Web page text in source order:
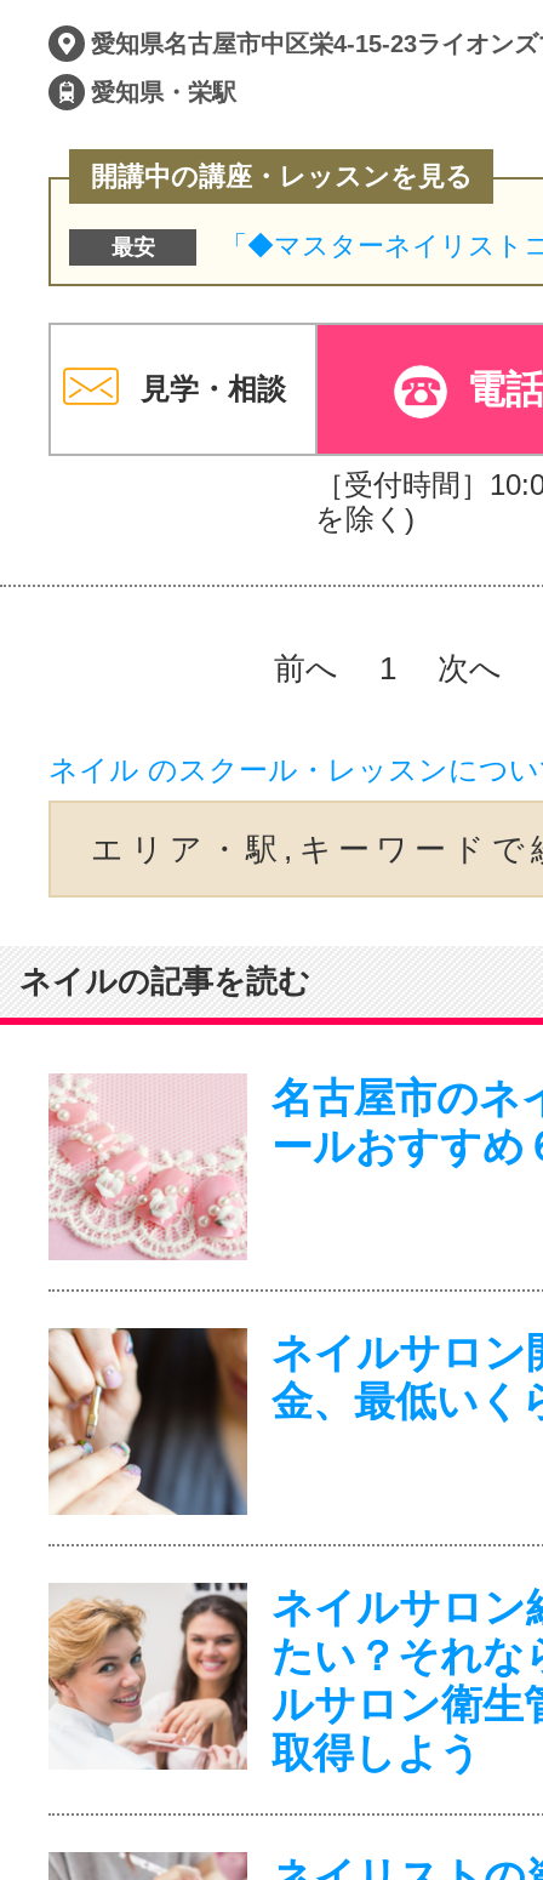
愛知県・栄駅
開講中の講座・レッスンを見る
最安
見学・相談 電
［受付時間］
を除く)
前へ 1 次へ
ネイル のスクール・レッスンにつ
エリア・駅,キーワードで
ネイルの記事を読む
名古屋市のネ
ールおすすめ
ネイルサロン
金、最低いく
ネイルサロン
たい？それな
ルサロン衛生
取得しよう